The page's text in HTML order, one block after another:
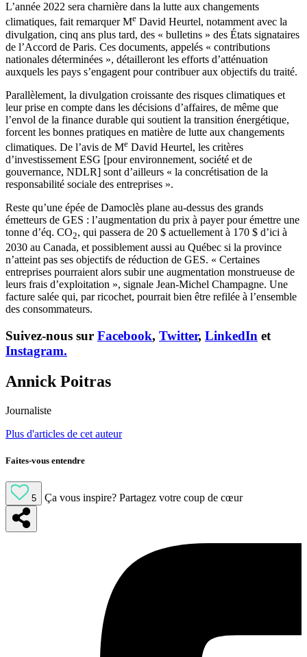
L’année 2022 sera charnière dans la lutte aux changements
climatiques, fait remarquer Me David Heurtel, notamment avec la
divulgation, cinq ans plus tard, des « bulletins » des États signataires
de l’Accord de Paris. Ces documents, appelés « contributions
nationales déterminées », détailleront les efforts d’atténuation
auxquels les pays s’engagent pour contribuer aux objectifs du traité.
Parallèlement, la divulgation croissante des risques climatiques et
leur prise en compte dans les décisions d’affaires, de même que
l’envol de la finance durable qui soutient la transition énergétique,
forcent les bonnes pratiques en matière de lutte aux changements
climatiques. De l’avis de Me David Heurtel, les critères
d’investissement ESG [pour environnement, société et de
gouvernance, NDLR] sont d’ailleurs « la concrétisation de la
responsabilité sociale des entreprises ».
Reste qu’une épée de Damoclès plane au-dessus des grands
émetteurs de GES : l’augmentation du prix à payer pour émettre une
tonne d’éq. CO2, qui passera de 20 $ actuellement à 170 $ d’ici à
2030 au Canada, et possiblement aussi au Québec si la province
n’atteint pas ses objectifs de réduction de GES. « Certaines
entreprises pourraient alors subir une augmentation monstrueuse de
leurs frais d’exploitation », signale Jean-Michel Champagne. Une
facture salée qui, par ricochet, pourrait bien être refilée à l’ensemble
des consommateurs.
Suivez-nous sur Facebook, Twitter, LinkedIn et
Instagram.
Annick Poitras
Journaliste
Plus d'articles de cet auteur
Faites-vous entendre
5 Ça vous inspire? Partagez votre coup de cœur